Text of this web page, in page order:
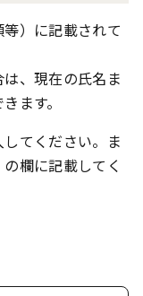
）に記載されて
、現在の氏名ま
ます。
てください。ま
欄に記載してく